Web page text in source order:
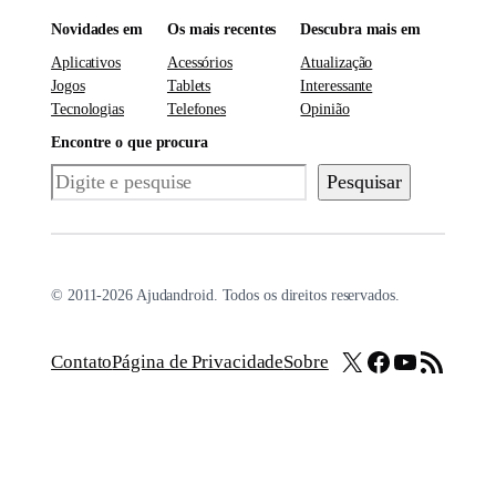
Novidades em
Aplicativos
Jogos
Tecnologias
Os mais recentes
Acessórios
Tablets
Telefones
Descubra mais em
Atualização
Interessante
Opinião
Encontre o que procura
Pesquisar Pesquisar
© 2011-2026 Ajudandroid. Todos os direitos reservados.
ContatoPágina de PrivacidadeSobre X Facebook
Youtube
Feed RSS